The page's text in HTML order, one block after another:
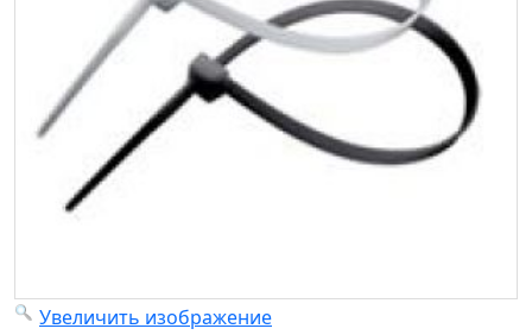
Увеличить изображение